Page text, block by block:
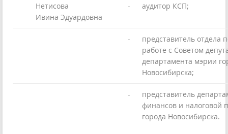
Нетисова
Ивина Эдуардовна
- аудитор КСП;
-
представитель отдела
работе с Советом
департамента мэрии
Новосибирска;
-
представитель
финансов и налоговой
города Новосибирска.